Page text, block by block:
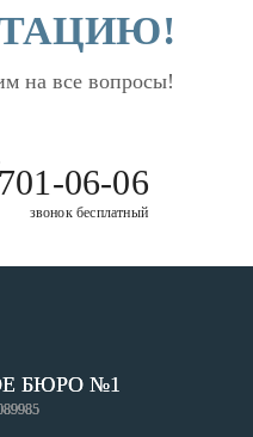
на все вопросы!
701-06-06
звонок бесплатный
БЮРО №1